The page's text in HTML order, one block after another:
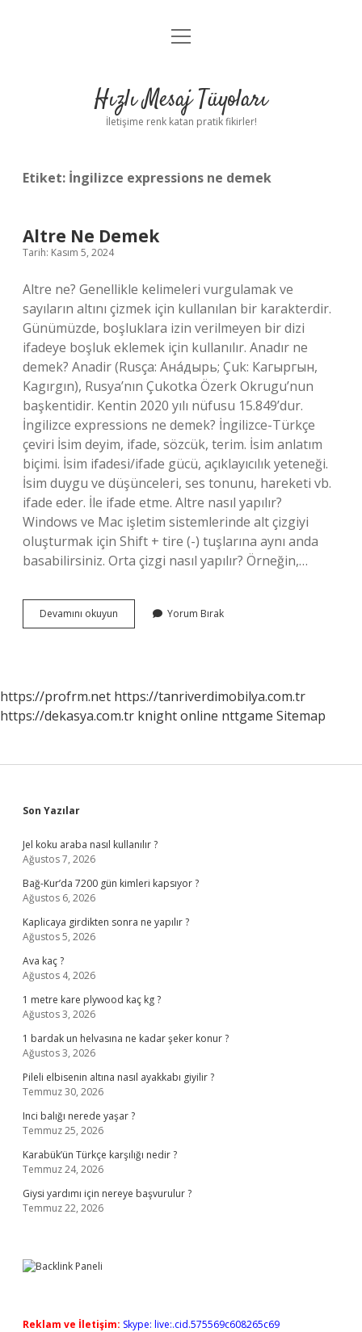
Anasayfa
Yasal Uyarı
menüyü
Hızlı Mesaj Tüyoları
İletişime renk katan pratik fikirler!
Etiket: İngilizce expressions ne demek
Altre Ne Demek
Tarih: Kasım 5, 2024
Altre ne? Genellikle kelimeleri vurgulamak ve
sayıların altını çizmek için kullanılan bir karakterdir.
Günümüzde, boşluklara izin verilmeyen bir dizi
ifadeye boşluk eklemek için kullanılır. Anadır ne
demek? Anadir (Rusça: Ана́дырь; Çuk: Кагыргын,
Kagırgın), Rusya’nın Çukotka Özerk Okrugu’nun
başkentidir. Kentin 2020 yılı nüfusu 15.849’dur.
İngilizce expressions ne demek? İngilizce-Türkçe
çeviri İsim deyim, ifade, sözcük, terim. İsim anlatım
biçimi. İsim ifadesi/ifade gücü, açıklayıcılık yeteneği.
İsim duygu ve düşünceleri, ses tonunu, hareketi vb.
ifade eder. İle ifade etme. Altre nasıl yapılır?
Windows ve Mac işletim sistemlerinde alt çizgiyi
oluşturmak için Shift + tire (-) tuşlarına aynı anda
basabilirsiniz. Orta çizgi nasıl yapılır? Örneğin,…
Devamını okuyun
Ne
Yorum Bırak
https://profrm.net https://tanriverdimobilya.com.tr
https://dekasya.com.tr knight online nttgame Sitemap
Sidebar
Son Yazılar
Jel koku araba nasıl kullanılır ?
Ağustos 7, 2026
Bağ-Kur’da 7200 gün kimleri kapsıyor ?
Ağustos 6, 2026
Kaplicaya girdikten sonra ne yapılır ?
Ağustos 5, 2026
Ava kaç ?
Ağustos 4, 2026
1 metre kare plywood kaç kg ?
Ağustos 3, 2026
1 bardak un helvasına ne kadar şeker konur ?
Ağustos 3, 2026
Pileli elbisenin altına nasıl ayakkabı giyilir ?
Temmuz 30, 2026
Inci balığı nerede yaşar ?
Temmuz 25, 2026
Karabük’ün Türkçe karşılığı nedir ?
Temmuz 24, 2026
Giysi yardımı için nereye başvurulur ?
Temmuz 22, 2026
Reklam ve İletişim: Skype: live:.cid.575569c608265c69